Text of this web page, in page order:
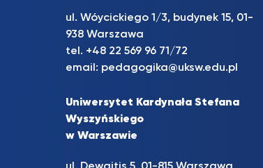
ul. Wóycickiego 1/3, budynek 15, 01-
938 Warszawa
tel. +48 22 569 96 71/72
email: pedagogika@uksw.edu.pl
Uniwersytet Kardynała Stefana
Wyszyńskiego
w Warszawie